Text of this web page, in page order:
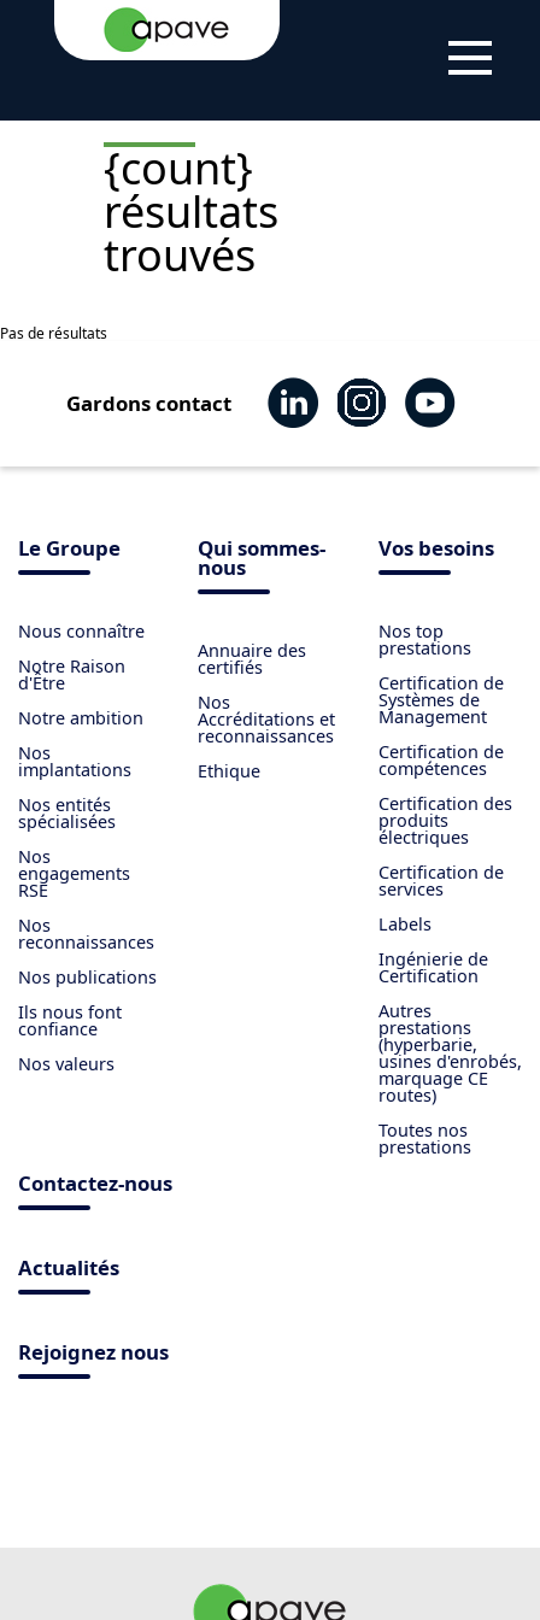
ACCUEIL NEWS PUBLICATIONS
{count}
résultats
trouvés
Pas de résultats
Gardons contact
Le Groupe
Nous connaître
Notre Raison
d'Être
Notre ambition
Nos
implantations
Nos entités
spécialisées
Nos
engagements
RSE
Nos
reconnaissances
Nos publications
Ils nous font
confiance
Nos valeurs
Qui sommes-
nous
Annuaire des
certifiés
Nos
Accréditations et
reconnaissances
Ethique
Vos besoins
Nos top
prestations
Certification de
Systèmes de
Management
Certification de
compétences
Certification des
produits
électriques
Certification de
services
Labels
Ingénierie de
Certification
Autres
prestations
(hyperbarie,
usines d'enrobés,
marquage CE
routes)
Toutes nos
prestations
Contactez-nous
Actualités
Rejoignez nous